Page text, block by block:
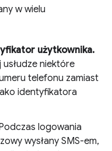
w wielu
użytkownika.
niektóre
telefonu zamiast
identyfikatora
logowania
wysłany SMS-em,